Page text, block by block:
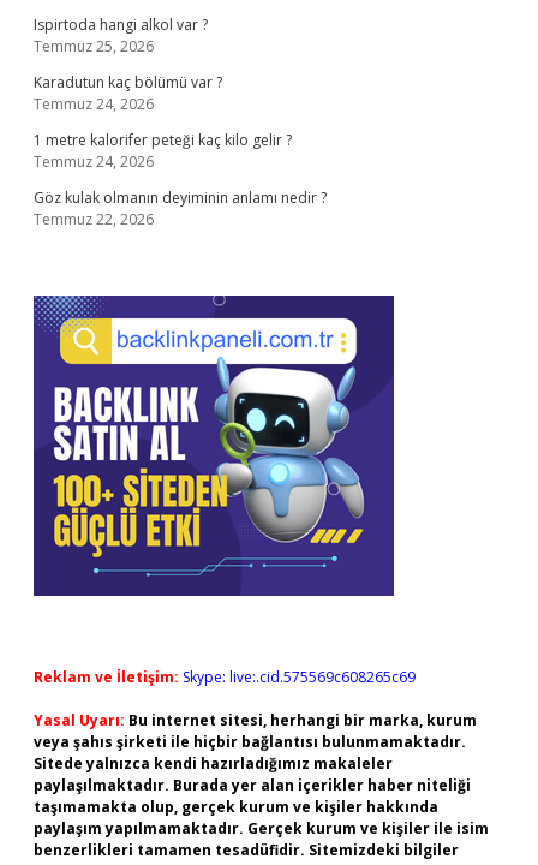
Ispirtoda hangi alkol var ?
Temmuz 25, 2026
Karadutun kaç bölümü var ?
Temmuz 24, 2026
1 metre kalorifer peteği kaç kilo gelir ?
Temmuz 24, 2026
Göz kulak olmanın deyiminin anlamı nedir ?
Temmuz 22, 2026
Reklam ve İletişim: Skype: live:.cid.575569c608265c69
Yasal Uyarı: Bu internet sitesi, herhangi bir marka, kurum
veya şahıs şirketi ile hiçbir bağlantısı bulunmamaktadır.
Sitede yalnızca kendi hazırladığımız makaleler
paylaşılmaktadır. Burada yer alan içerikler haber niteliği
taşımamakta olup, gerçek kurum ve kişiler hakkında
paylaşım yapılmamaktadır. Gerçek kurum ve kişiler ile isim
benzerlikleri tamamen tesadüfidir. Sitemizdeki bilgiler